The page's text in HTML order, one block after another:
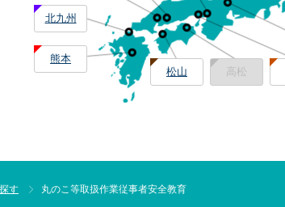
高松
松山
北九州
熊本
す 丸のこ等取扱作業従事者安全教育